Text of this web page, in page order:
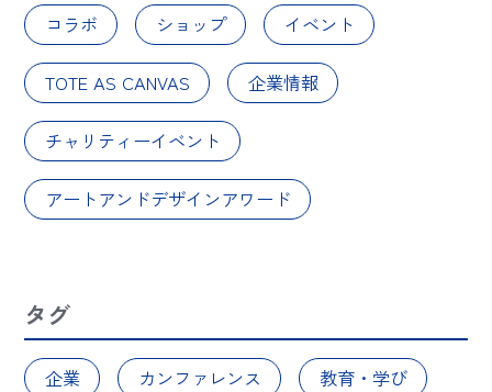
コラボ ショップ イベント
TOTE AS CANVAS 企業情報
チャリティーイベント
アートアンドデザインアワード
タグ
企業 カンファレンス 教育・学び